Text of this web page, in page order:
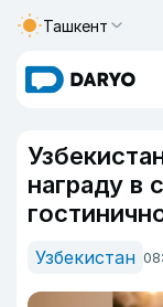
Ташкент
награду в
Узбекистан